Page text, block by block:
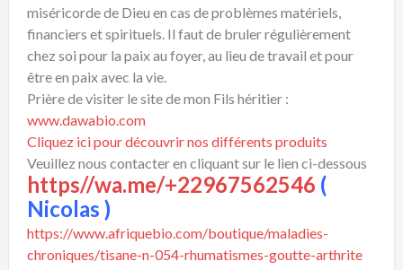
miséricorde de Dieu en cas de problèmes matériels,
financiers et spirituels. Il faut de bruler régulièrement
chez soi pour la paix au foyer, au lieu de travail et pour
être en paix avec la vie.
Prière de visiter le site de mon Fils héritier :
www.dawabio.com
Cliquez ici pour découvrir nos différents produits
Veuillez nous contacter en cliquant sur le lien ci-dessous
https//wa.me/+22967562546 (
Nicolas )
https://www.afriquebio.com/boutique/maladies-
chroniques/tisane-n-054-rhumatismes-goutte-arthrite